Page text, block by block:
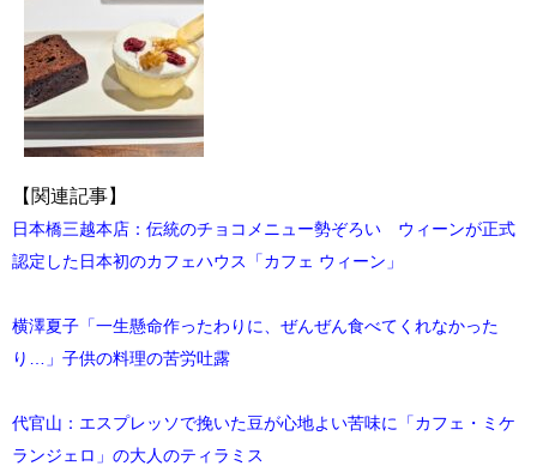
【関連記事】
日本橋三越本店：伝統のチョコメニュー勢ぞろい ウィーンが正式
認定した日本初のカフェハウス「カフェ ウィーン」
横澤夏子「一生懸命作ったわりに、ぜんぜん食べてくれなかった
り…」子供の料理の苦労吐露
代官山：エスプレッソで挽いた豆が心地よい苦味に「カフェ・ミケ
ランジェロ」の大人のティラミス